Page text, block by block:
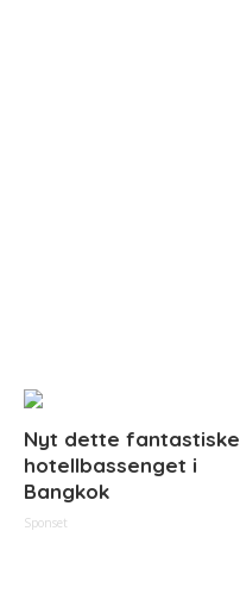
Nyt dette fantastiske
hotellbassenget i
Bangkok
Sponset